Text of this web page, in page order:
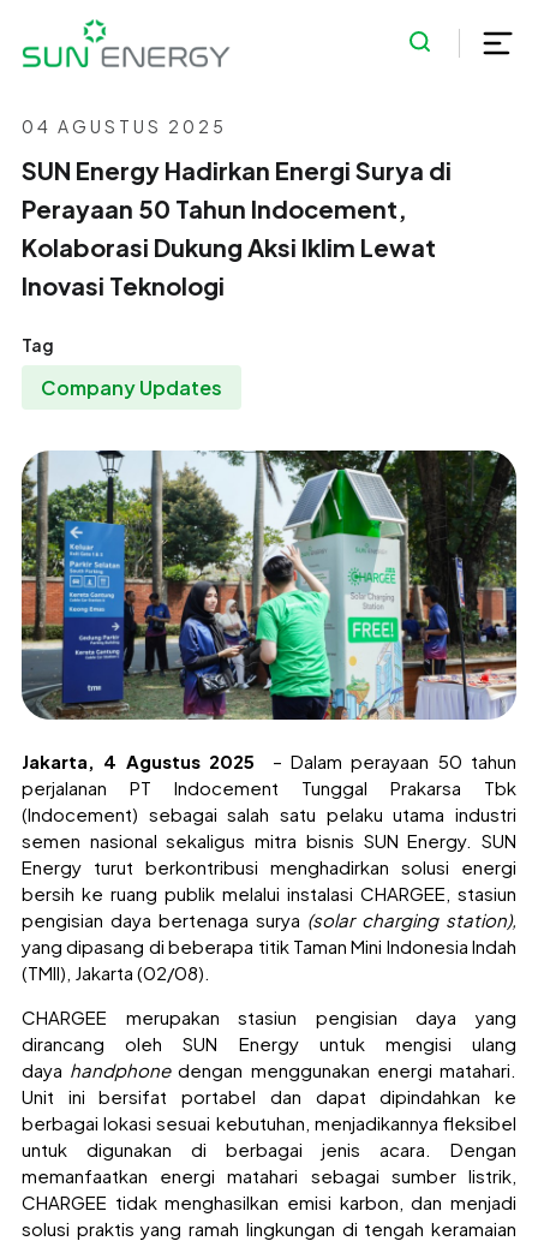
04 AGUSTUS 2025
SUN Energy Hadirkan Energi Surya di
Perayaan 50 Tahun Indocement,
Kolaborasi Dukung Aksi Iklim Lewat
Inovasi Teknologi
Tag
Company Updates
Jakarta, 4 Agustus 2025
– Dalam perayaan 50 tahun
perjalanan PT Indocement Tunggal Prakarsa Tbk
(Indocement) sebagai salah satu pelaku utama industri
semen nasional sekaligus mitra bisnis SUN Energy. SUN
Energy turut berkontribusi menghadirkan solusi energi
bersih ke ruang publik melalui instalasi CHARGEE, stasiun
pengisian daya bertenaga surya (solar charging station),
yang dipasang di beberapa titik Taman Mini Indonesia Indah
(TMII), Jakarta (02/08).
CHARGEE merupakan stasiun pengisian daya yang
dirancang oleh SUN Energy untuk mengisi ulang
daya handphonedengan menggunakan energi matahari.
Unit ini bersifat portabel dan dapat dipindahkan ke
berbagai lokasi sesuai kebutuhan, menjadikannya fleksibel
untuk digunakan di berbagai jenis acara. Dengan
memanfaatkan energi matahari sebagai sumber listrik,
CHARGEE tidak menghasilkan emisi karbon, dan menjadi
solusi praktis yang ramah lingkungan di tengah keramaian